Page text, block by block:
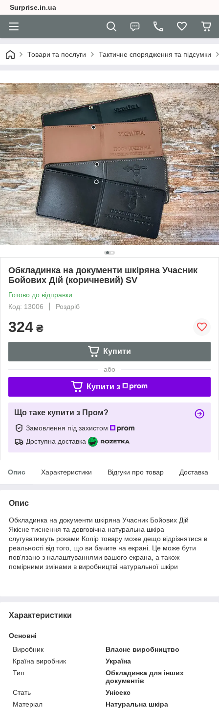
Surprise.in.ua
Товари та послуги Тактичне спорядження та підсумки
Обкладинка на документи шкіряна Учасник
Бойових Дій (коричневий) SV
Готово до відправки
Код: 13006
Роздріб
324 ₴
Купити
або
Купити з
Що таке купити з Пром?
Замовлення під захистом
Доступна доставка
Опис Характеристики Відгуки про товар Доставка
Опис
Обкладинка на документи шкіряна Учасник Бойових Дій
Якісне тиснення та довговічна натуральна шкіра
слугуватимуть роками Колір товару може дещо відрізнятися в
реальності від того, що ви бачите на екрані. Це може бути
пов'язано з налаштуваннями вашого екрана, а також
помірними змінами в виробництві натуральної шкіри
Характеристики
Основні
Виробник
Власне виробництво
Країна виробник
Україна
Тип
Обкладинка для інших
документів
Стать
Унісекс
Матеріал
Натуральна шкіра